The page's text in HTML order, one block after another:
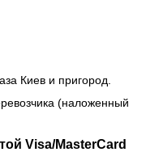
Киев и пригород.
(наложенный
Visa/MasterCard